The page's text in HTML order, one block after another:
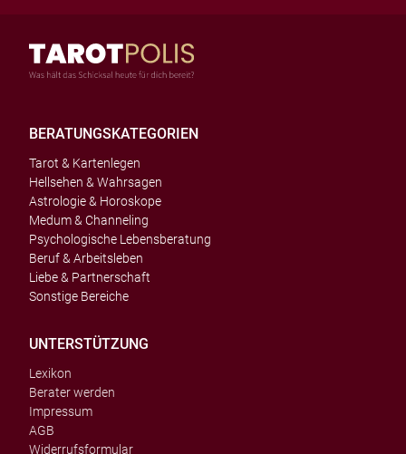
BERATUNGSKATEGORIEN
Tarot & Kartenlegen
Hellsehen & Wahrsagen
Astrologie & Horoskope
Medum & Channeling
Psychologische Lebensberatung
Beruf & Arbeitsleben
Liebe & Partnerschaft
Sonstige Bereiche
UNTERSTÜTZUNG
Lexikon
Berater werden
Impressum
AGB
Widerrufsformular